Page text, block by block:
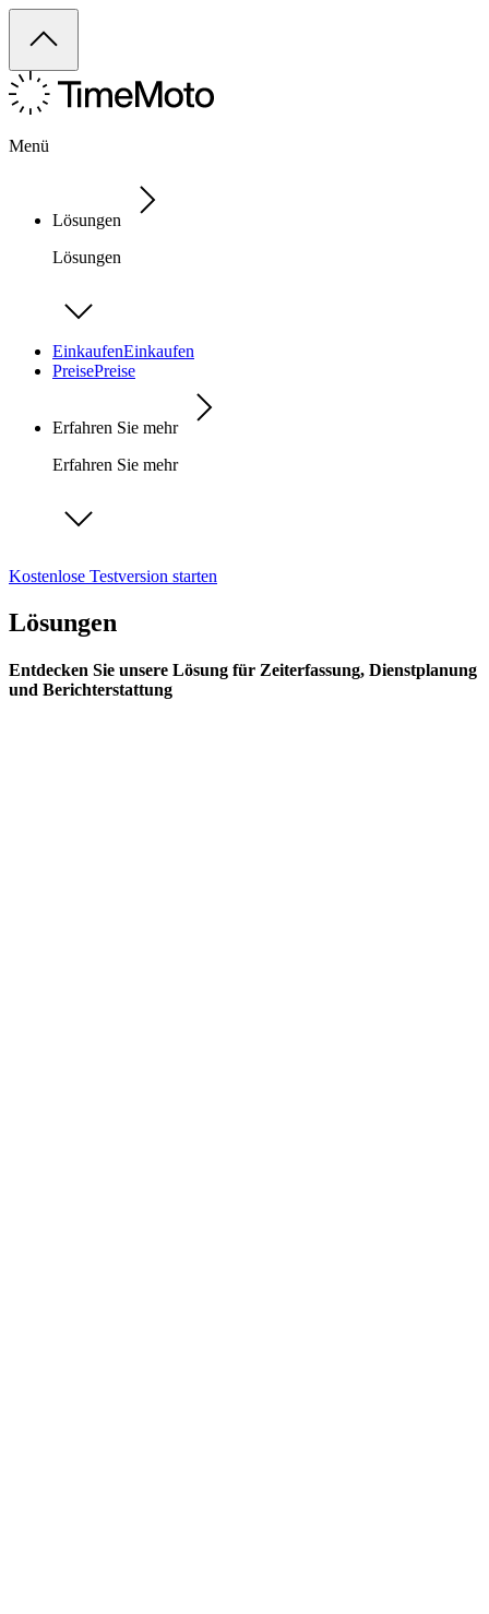
Menü
Lösungen
Lösungen
EinkaufenEinkaufen
PreisePreise
Erfahren Sie mehr
Erfahren Sie mehr
Kostenlose Testversion starten
Lösungen
Entdecken Sie unsere Lösung für Zeiterfassung, Dienstplanung
und Berichterstattung